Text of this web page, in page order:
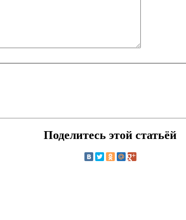
Поделитесь этой статьёй